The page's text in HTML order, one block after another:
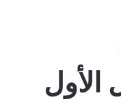
الأول